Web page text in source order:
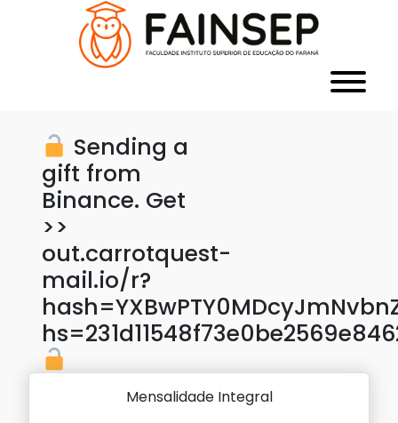
Sending a
gift from
Binance. Get
>>
out.carrotquest-
mail.io/r?
Mensalidade Integral